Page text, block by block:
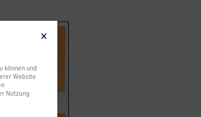
können und
Website
Nutzung